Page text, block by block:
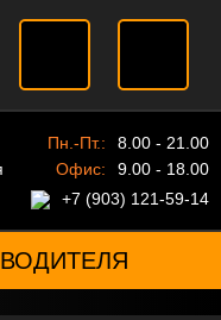
Пн.-Пт.:
8.00 - 21.00
Офис:
9.00 - 18.00
+7 (903) 121-59-14